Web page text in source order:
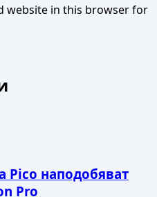
website in this browser for
Pico наподобяват
Pro